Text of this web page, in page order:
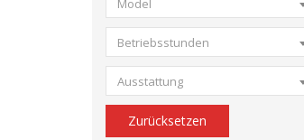
Model
Betriebsstunden
Ausstattung
Zurücksetzen